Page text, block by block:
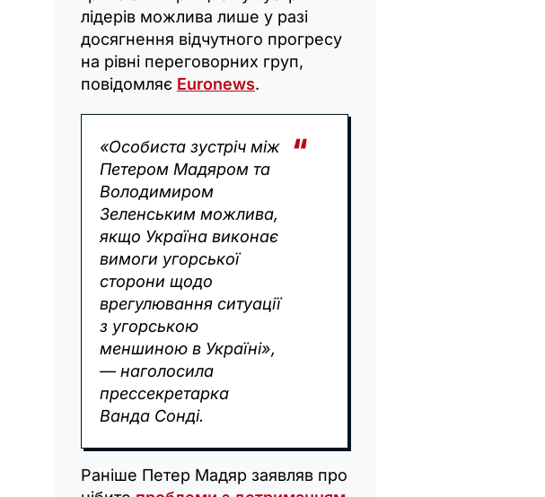
лідерів можлива лише у разі
досягнення відчутного прогресу
на рівні переговорних груп,
повідомляє Euronews.
«Особиста зустріч між
Петером Мадяром та
Володимиром
Зеленським можлива,
якщо Україна виконає
вимоги угорської
сторони щодо
врегулювання ситуації
з угорською
меншиною в Україні»,
— наголосила
прессекретарка
Ванда Сонді.
Раніше Петер Мадяр заявляв про